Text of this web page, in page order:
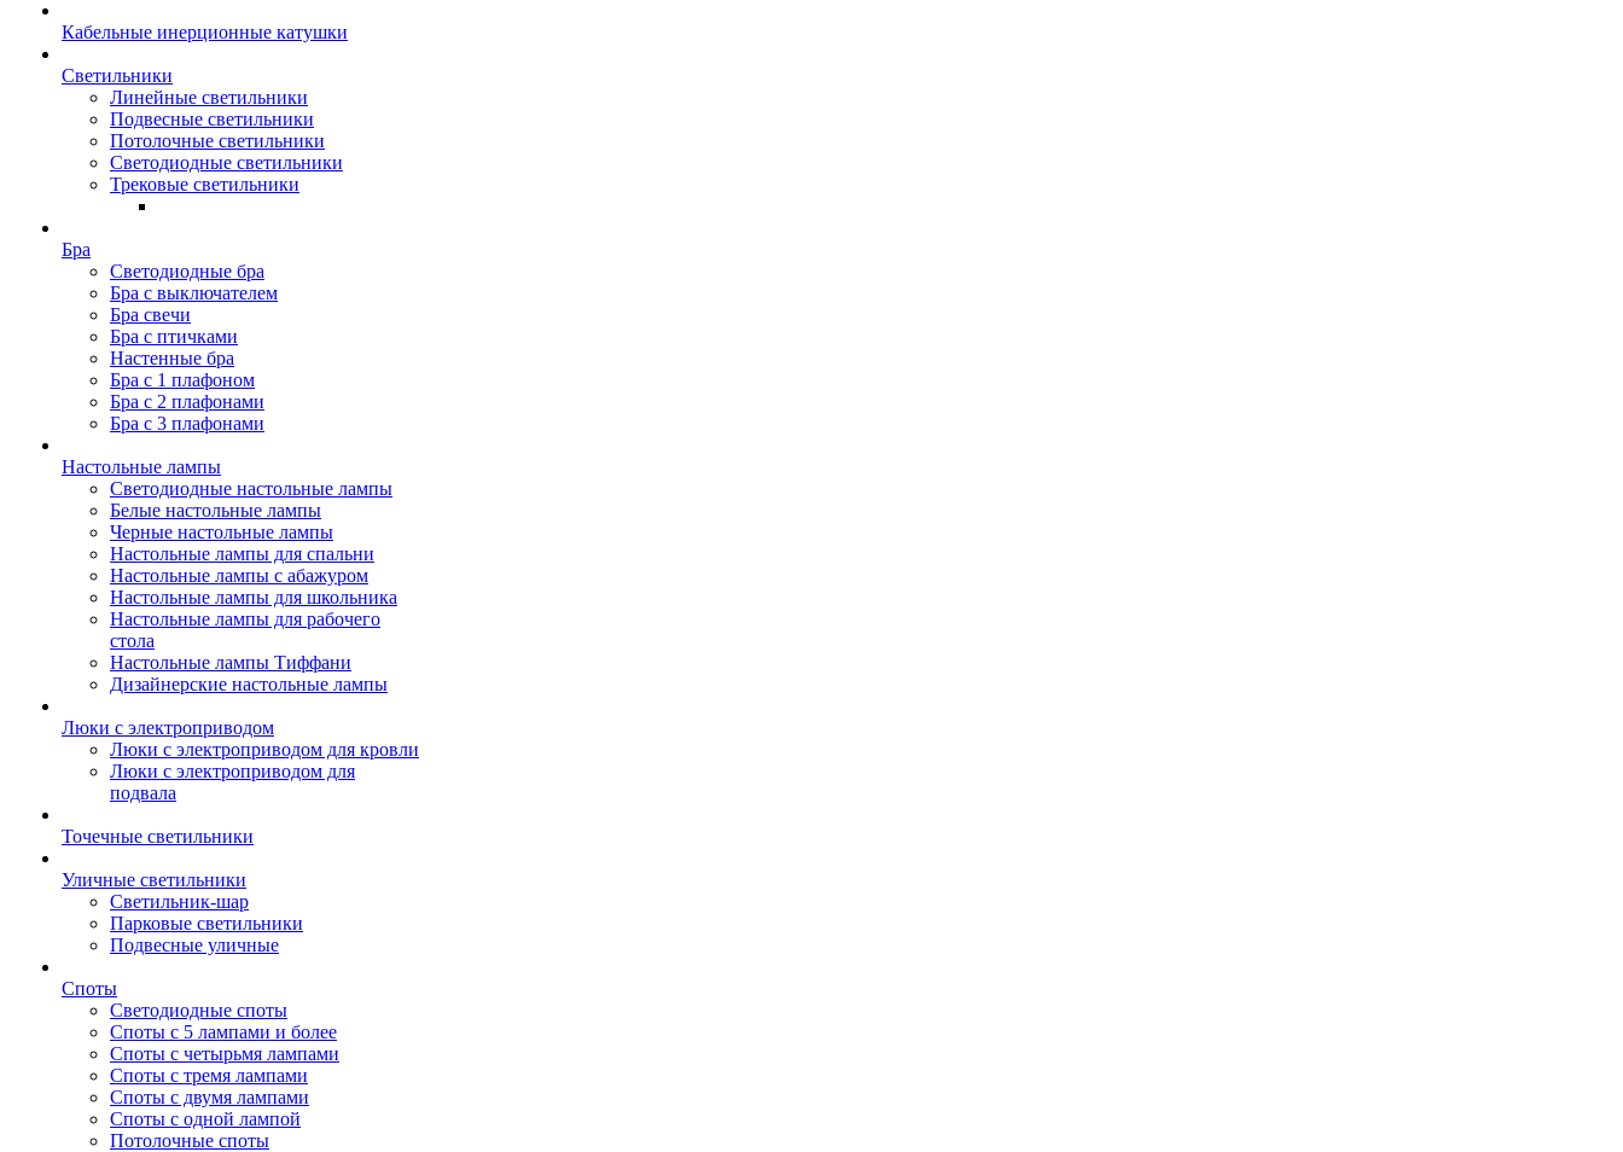
Кабельные инерционные катушки
Светильники
Линейные светильники
Подвесные светильники
Потолочные светильники
Светодиодные светильники
Трековые светильники
Бра
Светодиодные бра
Бра с выключателем
Бра свечи
Бра с птичками
Настенные бра
Бра с 1 плафоном
Бра с 2 плафонами
Бра с 3 плафонами
Настольные лампы
Светодиодные настольные лампы
Белые настольные лампы
Черные настольные лампы
Настольные лампы для спальни
Настольные лампы с абажуром
Настольные лампы для школьника
Настольные лампы для рабочего
стола
Настольные лампы Тиффани
Дизайнерские настольные лампы
Люки с электроприводом
Люки с электроприводом для кровли
Люки с электроприводом для
подвала
Точечные светильники
Уличные светильники
Светильник-шар
Парковые светильники
Подвесные уличные
Споты
Светодиодные споты
Споты с 5 лампами и более
Споты с четырьмя лампами
Споты с тремя лампами
Споты с двумя лампами
Споты с одной лампой
Потолочные споты